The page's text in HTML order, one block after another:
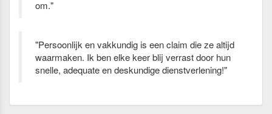
om."
"Persoonlijk en vakkundig is een claim die ze altijd
waarmaken. Ik ben elke keer blij verrast door hun
snelle, adequate en deskundige dienstverlening!"